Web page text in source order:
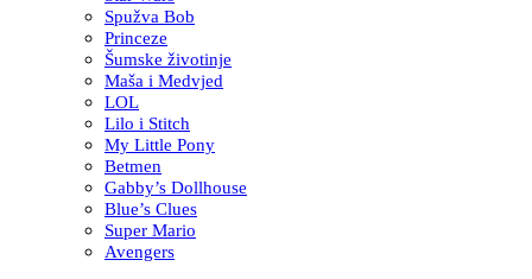
Spužva Bob
Princeze
Šumske životinje
Maša i Medvjed
LOL
Lilo i Stitch
My Little Pony
Betmen
Gabby’s Dollhouse
Blue’s Clues
Super Mario
Avengers